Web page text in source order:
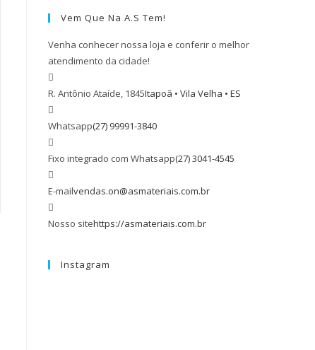
Vem Que Na A.S Tem!
Venha conhecer nossa loja e conferir o melhor
atendimento da cidade!
R. Antônio Ataíde, 1845Itapoã • Vila Velha • ES
Whatsapp(27) 99991-3840
Fixo integrado com Whatsapp(27) 3041-4545
E-mailvendas.on@asmateriais.com.br
Nosso sitehttps://asmateriais.com.br
Instagram